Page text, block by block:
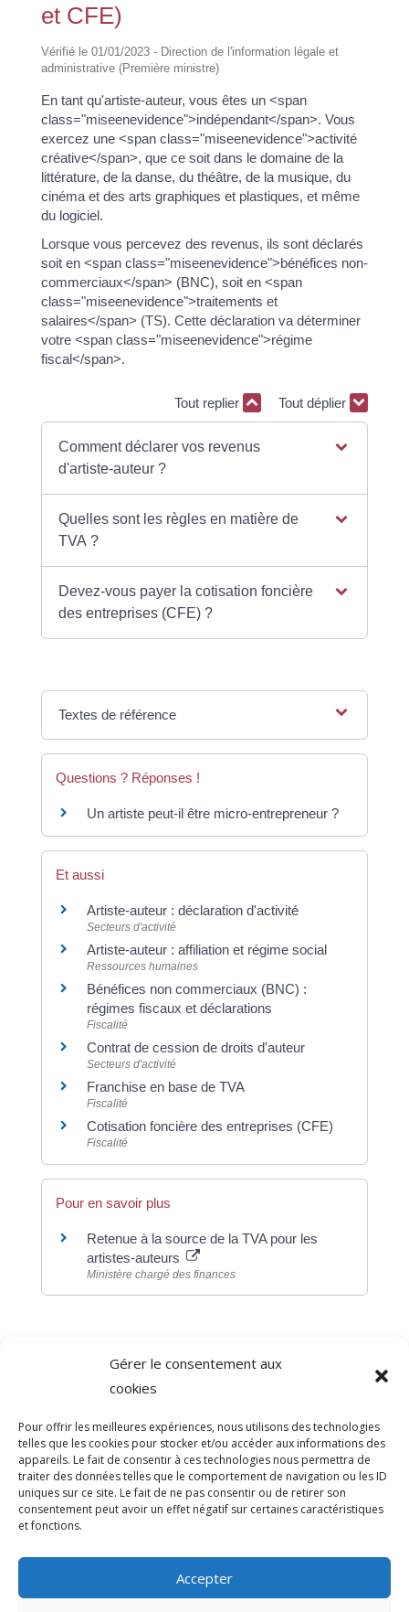
Gérer le consentement aux
cookies
Pour offrir les meilleures expériences, nous utilisons des technologies
telles que les cookies pour stocker et/ou accéder aux informations des
appareils. Le fait de consentir à ces technologies nous permettra de
traiter des données telles que le comportement de navigation ou les ID
uniques sur ce site. Le fait de ne pas consentir ou de retirer son
consentement peut avoir un effet négatif sur certaines caractéristiques
et fonctions.
Accepter
et CFE)
Vérifié le 01/01/2023 - Direction de l'information légale et
administrative (Première ministre)
En tant qu'artiste-auteur, vous êtes un <span
class="miseenevidence">indépendant</span>. Vous
exercez une <span class="miseenevidence">activité
créative</span>, que ce soit dans le domaine de la
littérature, de la danse, du théâtre, de la musique, du
cinéma et des arts graphiques et plastiques, et même
du logiciel.
Lorsque vous percevez des revenus, ils sont déclarés
soit en <span class="miseenevidence">bénéfices non-
commerciaux</span> (BNC), soit en <span
class="miseenevidence">traitements et
salaires</span> (TS). Cette déclaration va déterminer
votre <span class="miseenevidence">régime
fiscal</span>.
Tout replier Tout déplier
Comment déclarer vos revenus
d'artiste-auteur ?
Quelles sont les règles en matière de
TVA ?
Devez-vous payer la cotisation foncière
des entreprises (CFE) ?
Textes de référence
Questions ? Réponses !
Un artiste peut-il être micro-entrepreneur ?
Et aussi
Artiste-auteur : déclaration d'activité
Secteurs d'activité
Artiste-auteur : affiliation et régime social
Ressources humaines
Bénéfices non commerciaux (BNC) :
régimes fiscaux et déclarations
Fiscalité
Contrat de cession de droits d'auteur
Secteurs d'activité
Franchise en base de TVA
Fiscalité
Cotisation foncière des entreprises (CFE)
Fiscalité
Pour en savoir plus
Retenue à la source de la TVA pour les
artistes-auteurs
Ministère chargé des finances
Direction de l'information légale et administrative
comarquage developpé par